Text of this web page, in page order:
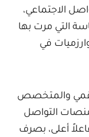
الاجتماعي،
التي مرت بها
في
والمتخصص
التواصل
أعلى، بصرف